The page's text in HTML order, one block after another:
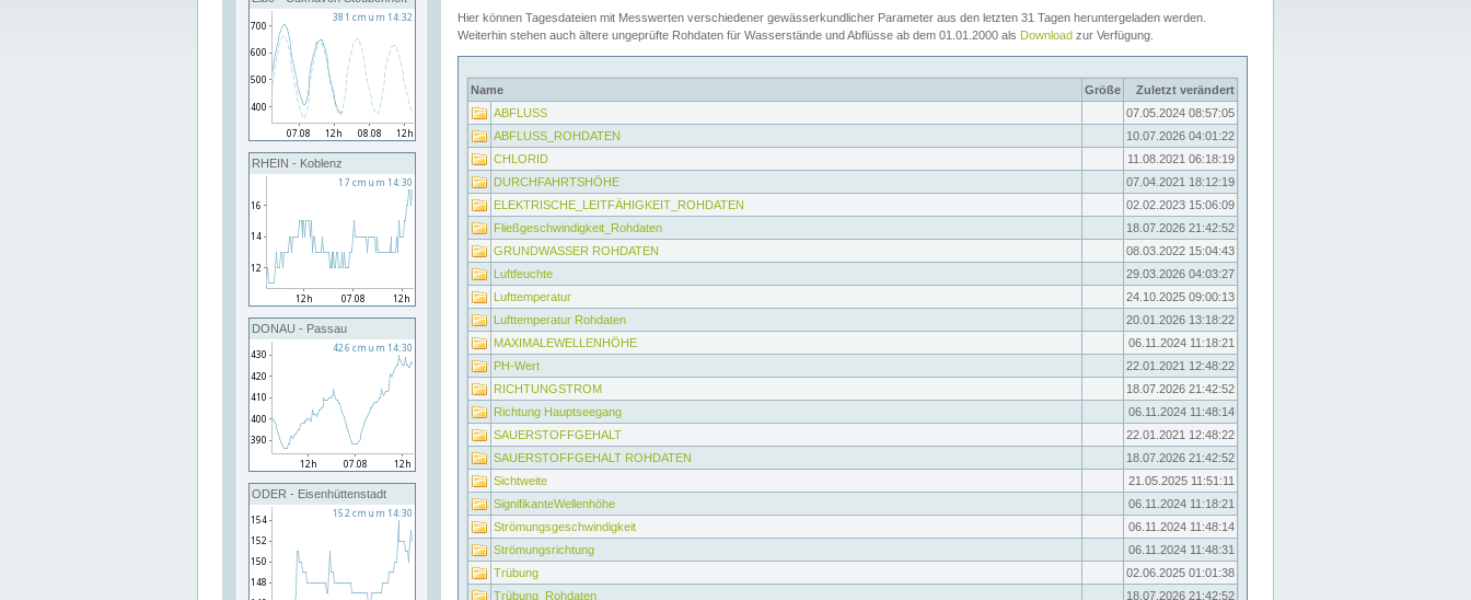
RHEIN - Koblenz
DONAU - Passau
ODER - Eisenhüttenstadt
Hier können Tagesdateien mit Messwerten verschiedener gewässerkundlicher Parameter aus den letzten 31 Tagen heruntergeladen werden.
Weiterhin stehen auch ältere ungeprüfte Rohdaten für Wasserstände und Abflüsse ab dem 01.01.2000 als Download zur Verfügung.
Name Größe
Zuletzt verändert
ABFLUSS
07.05.2024 08:57:05
ABFLUSS_ROHDATEN
10.07.2026 04:01:22
CHLORID
11.08.2021 06:18:19
DURCHFAHRTSHÖHE
07.04.2021 18:12:19
ELEKTRISCHE_LEITFÄHIGKEIT_ROHDATEN
02.02.2023 15:06:09
Fließgeschwindigkeit_Rohdaten
18.07.2026 21:42:52
GRUNDWASSER ROHDATEN
08.03.2022 15:04:43
Luftfeuchte
29.03.2026 04:03:27
Lufttemperatur
24.10.2025 09:00:13
Lufttemperatur Rohdaten
20.01.2026 13:18:22
MAXIMALEWELLENHÖHE
06.11.2024 11:18:21
PH-Wert
22.01.2021 12:48:22
RICHTUNGSTROM
18.07.2026 21:42:52
Richtung Hauptseegang
06.11.2024 11:48:14
SAUERSTOFFGEHALT
22.01.2021 12:48:22
SAUERSTOFFGEHALT ROHDATEN
18.07.2026 21:42:52
Sichtweite
21.05.2025 11:51:11
SignifikanteWellenhöhe
06.11.2024 11:18:21
Strömungsgeschwindigkeit
06.11.2024 11:48:14
Strömungsrichtung
06.11.2024 11:48:31
Trübung
02.06.2025 01:01:38
Trübung_Rohdaten
18.07.2026 21:42:52